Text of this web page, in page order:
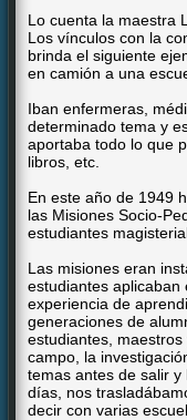
Lo cuenta la maestra
Los vínculos con la
brinda el siguiente
en camión a una
Iban enfermeras,
determinado tema y
aportaba todo lo que
libros, etc.
En este año de 1949
las Misiones Socio-
estudiantes
Las misiones eran
estudiantes
experiencia de
generaciones de
estudiantes,
campo, la
temas antes de salir
días, nos
decir con varias